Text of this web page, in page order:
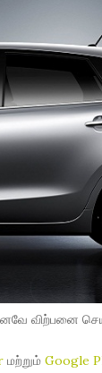
விற்பனை
மற்றும்Google